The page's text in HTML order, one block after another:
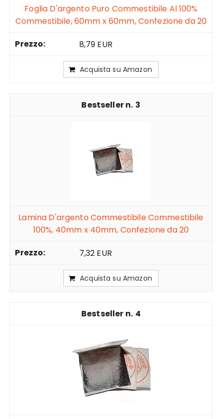
Foglia D'argento Puro Commestibile Al 100%
Commestibile, 60mm x 60mm, Confezione da 20
8,79 EUR
Acquista su Amazon
3
Lamina D'argento Commestibile Commestibile
100%, 40mm x 40mm, Confezione da 20
7,32 EUR
Acquista su Amazon
4